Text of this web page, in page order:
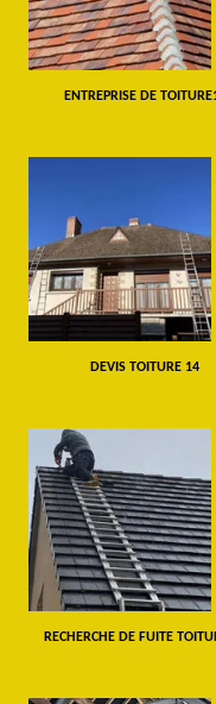
ENTREPRISE DE
DEVIS TOITURE 14
RECHERCHE DE FUITE